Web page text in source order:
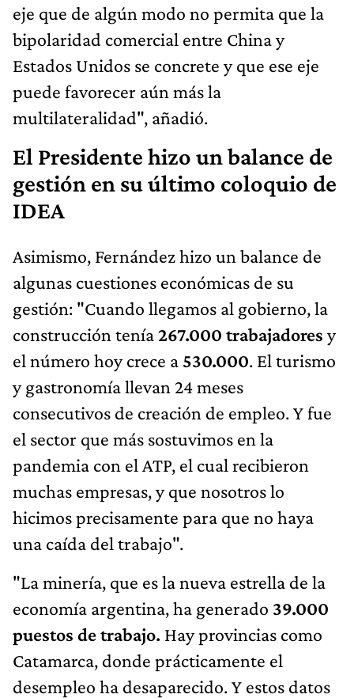
eje que de algún modo no permita que la
bipolaridad comercial entre China y
Estados Unidos se concrete y que ese eje
puede favorecer aún más la
multilateralidad", añadió.
El Presidente hizo un balance de
gestión en su último coloquio de
IDEA
Asimismo, Fernández hizo un balance de
algunas cuestiones económicas de su
gestión: "Cuando llegamos al gobierno, la
construcción tenía267.000 trabajadores y
el número hoy crece a 530.000. El turismo
y gastronomía llevan 24 meses
consecutivos de creación de empleo. Y fue
el sector que más sostuvimos en la
pandemia con el ATP, el cual recibieron
muchas empresas, y que nosotros lo
hicimos precisamente para que no haya
una caída del trabajo".
"La minería, que es la nueva estrella de la
economía argentina, ha generado 39.000
puestos de trabajo. Hay provincias como
Catamarca, donde prácticamente el
desempleo ha desaparecido. Y estos datos